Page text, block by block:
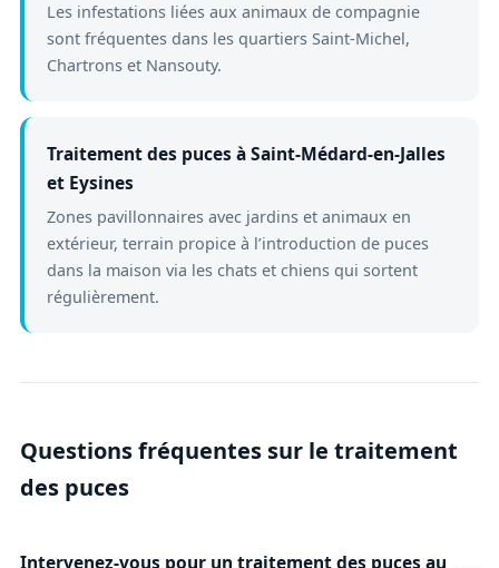
Les infestations liées aux animaux de compagnie
sont fréquentes dans les quartiers Saint-Michel,
Chartrons et Nansouty.
Traitement des puces à Saint-Médard-en-Jalles
et Eysines
Zones pavillonnaires avec jardins et animaux en
extérieur, terrain propice à l’introduction de puces
dans la maison via les chats et chiens qui sortent
régulièrement.
Questions fréquentes sur le traitement
des puces
Intervenez-vous pour un traitement des puces au